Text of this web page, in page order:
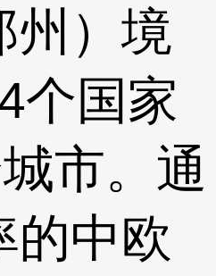
州）境
个国家
市。通
的中欧